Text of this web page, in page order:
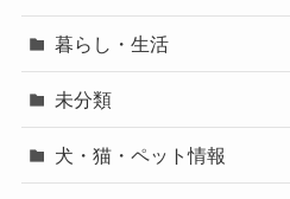
暮らし・生活
未分類
犬・猫・ペット情報